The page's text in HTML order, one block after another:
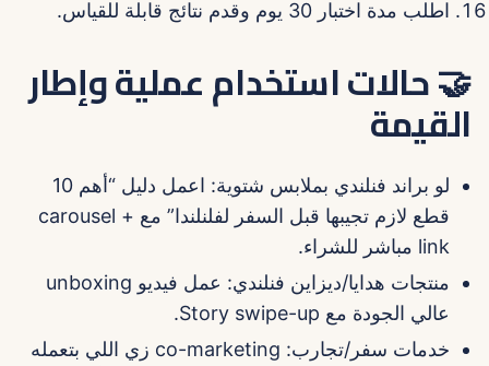
اطلب مدة اختبار 30 يوم وقدم نتائج قابلة للقياس.
🤝 حالات استخدام عملية وإطار
القيمة
لو براند فنلندي بملابس شتوية: اعمل دليل “أهم 10
قطع لازم تجيبها قبل السفر لفلنلندا” مع carousel +
link مباشر للشراء.
منتجات هدايا/ديزاين فنلندي: عمل فيديو unboxing
عالي الجودة مع Story swipe-up.
خدمات سفر/تجارب: co-marketing زي اللي بتعمله